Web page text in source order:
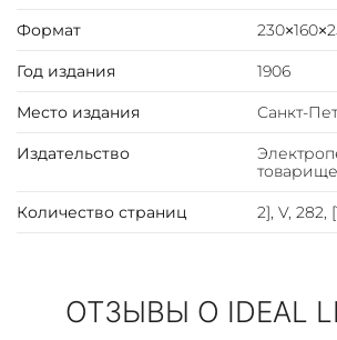
Формат
Год издания 1906
Место издания Санкт-
Издательство
Количество страниц 2], V, 282,
ОТЗЫВЫ О IDEAL